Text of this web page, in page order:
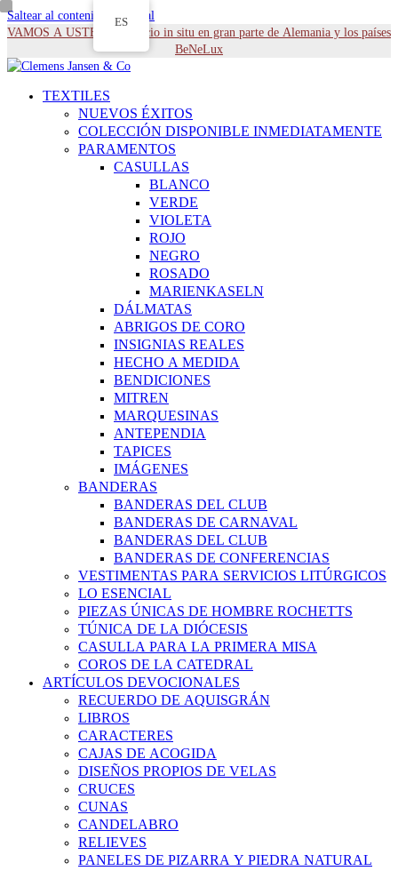
Saltear al contenido principal
VAMOS A USTED - Servicio in situ en gran parte de Alemania y los países
BeNeLux
TEXTILES
NUEVOS ÉXITOS
COLECCIÓN DISPONIBLE INMEDIATAMENTE
PARAMENTOS
CASULLAS
BLANCO
VERDE
VIOLETA
ROJO
NEGRO
ROSADO
MARIENKASELN
DÁLMATAS
ABRIGOS DE CORO
INSIGNIAS REALES
HECHO A MEDIDA
BENDICIONES
MITREN
MARQUESINAS
ANTEPENDIA
TAPICES
IMÁGENES
BANDERAS
BANDERAS DEL CLUB
BANDERAS DE CARNAVAL
BANDERAS DEL CLUB
BANDERAS DE CONFERENCIAS
VESTIMENTAS PARA SERVICIOS LITÚRGICOS
LO ESENCIAL
PIEZAS ÚNICAS DE HOMBRE ROCHETTS
TÚNICA DE LA DIÓCESIS
CASULLA PARA LA PRIMERA MISA
COROS DE LA CATEDRAL
ARTÍCULOS DEVOCIONALES
RECUERDO DE AQUISGRÁN
LIBROS
CARACTERES
CAJAS DE ACOGIDA
DISEÑOS PROPIOS DE VELAS
CRUCES
CUNAS
CANDELABRO
RELIEVES
PANELES DE PIZARRA Y PIEDRA NATURAL
ES